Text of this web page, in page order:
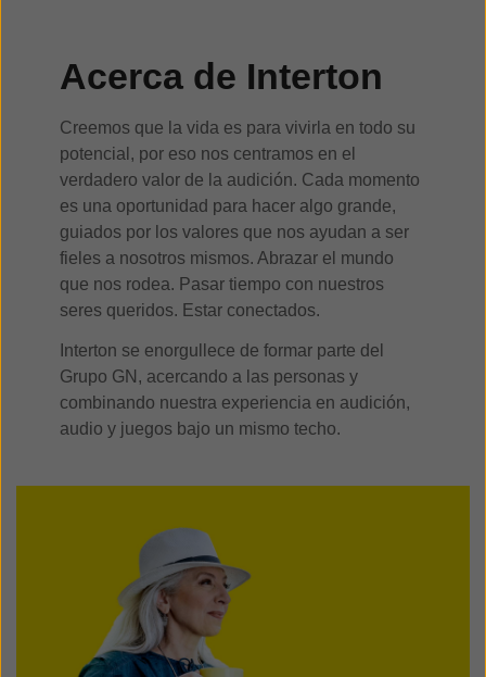
Acerca de Interton
Creemos que la vida es para vivirla en todo su
potencial, por eso nos centramos en el
verdadero valor de la audición. Cada momento
es una oportunidad para hacer algo grande,
guiados por los valores que nos ayudan a ser
fieles a nosotros mismos. Abrazar el mundo
que nos rodea. Pasar tiempo con nuestros
seres queridos. Estar conectados.
Interton se enorgullece de formar parte del
Grupo GN, acercando a las personas y
combinando nuestra experiencia en audición,
audio y juegos bajo un mismo techo.